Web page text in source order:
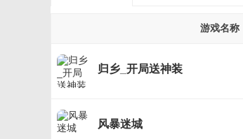
游戏名称
归乡_开局送神装
风暴迷城